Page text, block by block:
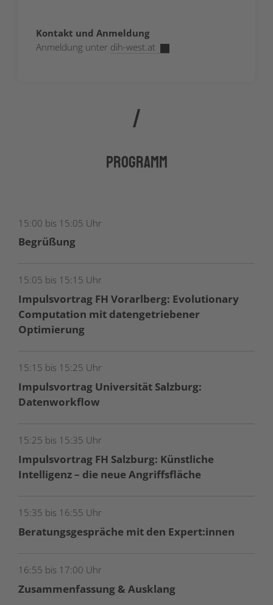
Kontakt und Anmeldung
Anmeldung unter dih-west.at
Programm
15:00 bis 15:05 Uhr
Begrüßung
15:05 bis 15:15 Uhr
Impulsvortrag FH Vorarlberg: Evolutionary
Computation mit datengetriebener
Optimierung
15:15 bis 15:25 Uhr
Impulsvortrag Universität Salzburg:
Datenworkflow
15:25 bis 15:35 Uhr
Impulsvortrag FH Salzburg: Künstliche
Intelligenz – die neue Angriffsfläche
15:35 bis 16:55 Uhr
Beratungsgespräche mit den Expert:innen
16:55 bis 17:00 Uhr
Zusammenfassung & Ausklang